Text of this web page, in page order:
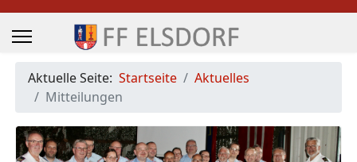
Aktuelle Seite: Startseite
Aktuelles
Mitteilungen